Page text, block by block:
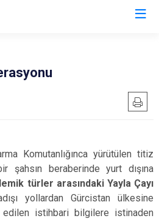
yürütülen titiz
şahsın beraberinde yurt dışına
türler arasındaki Yayla Çayı
yollardan Gürcistan ülkesine
istihbari bilgilere istinaden